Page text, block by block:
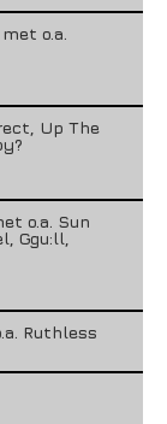
o.a.
Up The
o.a. Sun
Ggu:ll,
Ruthless